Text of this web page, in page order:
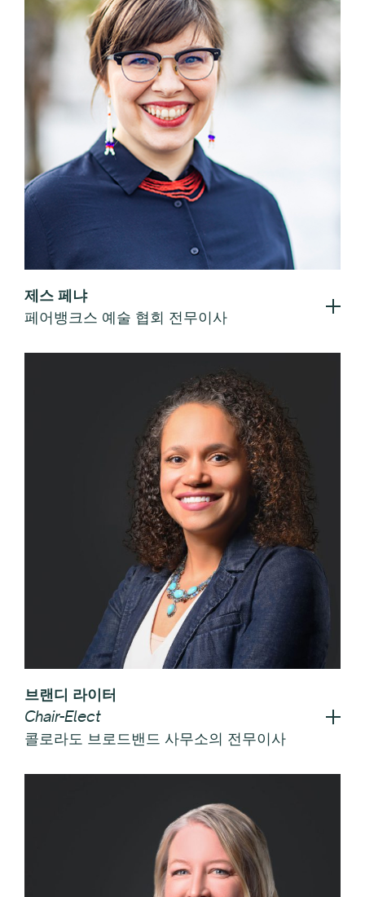
제스 페냐
페어뱅크스 예술 협회 전무이사
브랜디 라이터
Chair-Elect
콜로라도 브로드밴드 사무소의 전무이사